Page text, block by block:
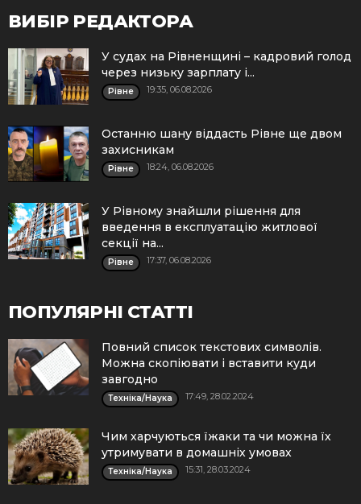
ВИБІР РЕДАКТОРА
У судах на Рівненщині – кадровий голод
через низьку зарплату і...
Рівне 19:35, 06.08.2026
Останню шану віддасть Рівне ще двом
захисникам
Рівне 18:24, 06.08.2026
У Рівному знайшли рішення для
введення в експлуатацію житлової
секції на...
Рівне 17:37, 06.08.2026
ПОПУЛЯРНІ СТАТТІ
Повний список текстових символів.
Можна скопіювати і вставити куди
завгодно
Техніка/Наука 17:49, 28.02.2024
Чим харчуються їжаки та чи можна їх
утримувати в домашніх умовах
Техніка/Наука 15:31, 28.03.2024